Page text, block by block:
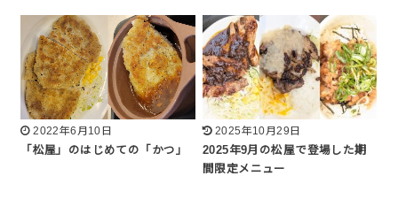
2022年6月10日
「松屋」のはじめての「かつ」
2025年10月29日
2025年9月の松屋で登場した期
間限定メニュー